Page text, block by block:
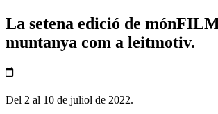
La setena edició de
muntanya com a leitmotiv.
Del 2 al 10 de juliol de 2022.